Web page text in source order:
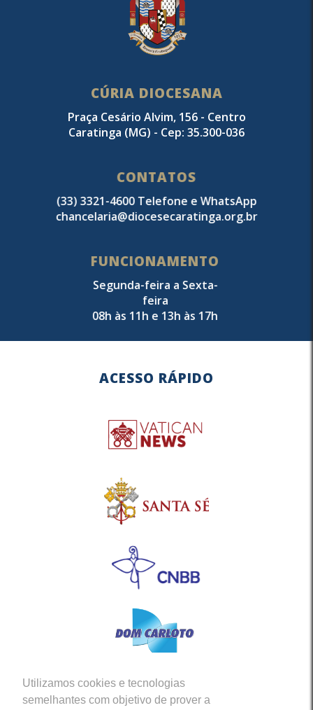
Utilizamos cookies e tecnologias
semelhantes com objetivo de prover a
CÚRIA DIOCESANA
Praça Cesário Alvim, 156 - Centro
Caratinga (MG) - Cep: 35.300-036
CONTATOS
(33) 3321-4600 Telefone e WhatsApp
chancelaria@diocesecaratinga.org.br
FUNCIONAMENTO
Segunda-feira a Sexta-
feira
08h às 11h e 13h às 17h
ACESSO RÁPIDO
Siga-nos em nossas Redes Sociais